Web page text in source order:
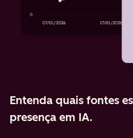
Entenda quais fontes
presença em IA.